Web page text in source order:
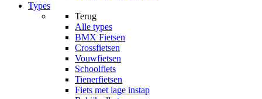
Types
Terug
Alle types
BMX Fietsen
Crossfietsen
Vouwfietsen
Schoolfiets
Tienerfietsen
Fiets met lage instap